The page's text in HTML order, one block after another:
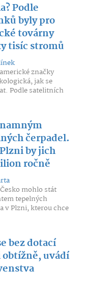
Podle
byly pro
továrny
tisíc stromů
značky
jak se
Podle satelitních
čerpadel.
by jich
ročně
mohlo stát
tepelných
v Plzni, kterou chce
bez dotací
uvádí